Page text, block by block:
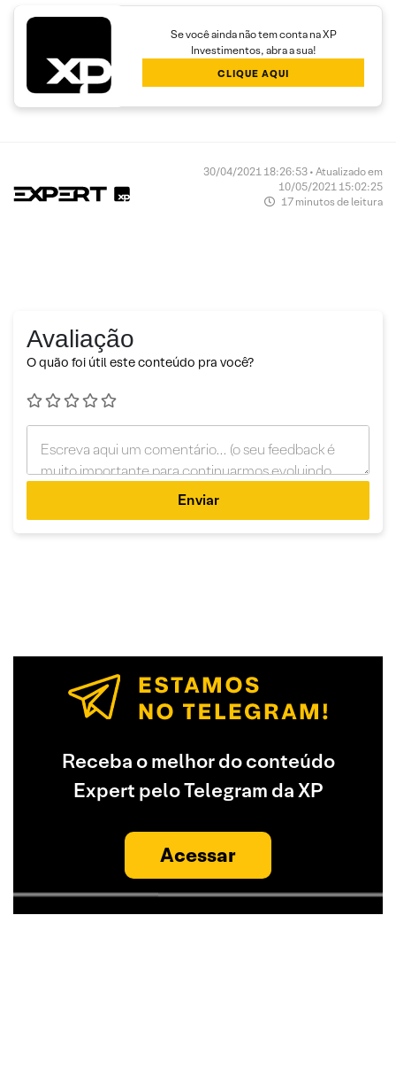
Se você ainda não tem conta na XP
Investimentos, abra a sua!
CLIQUE AQUI
30/04/2021 18:26:53 • Atualizado em
10/05/2021 15:02:25
17 minutos de leitura
Avaliação
O quão foi útil este conteúdo pra você?
Enviar
Receba o melhor do conteúdo
Expert pelo Telegram da XP
Acessar